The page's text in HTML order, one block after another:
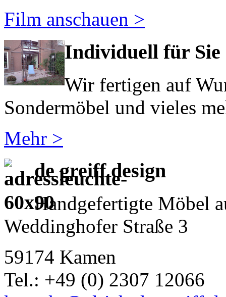
Film anschauen >
Individuell für Sie
Wir fertigen auf
Sondermöbel und vieles
Mehr >
de greiff design
Handgefertigte Möbel
Weddinghofer Straße 3
59174 Kamen
Tel.: +49 (0) 2307 12066